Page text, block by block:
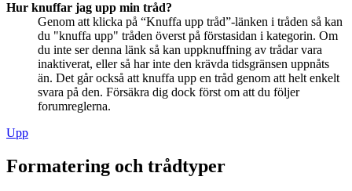
Hur knuffar jag upp min tråd?
Genom att klicka på “Knuffa upp tråd”-länken i tråden så kan
du "knuffa upp" tråden överst på förstasidan i kategorin. Om
du inte ser denna länk så kan uppknuffning av trådar vara
inaktiverat, eller så har inte den krävda tidsgränsen uppnåts
än. Det går också att knuffa upp en tråd genom att helt enkelt
svara på den. Försäkra dig dock först om att du följer
forumreglerna.
Upp
Formatering och trådtyper